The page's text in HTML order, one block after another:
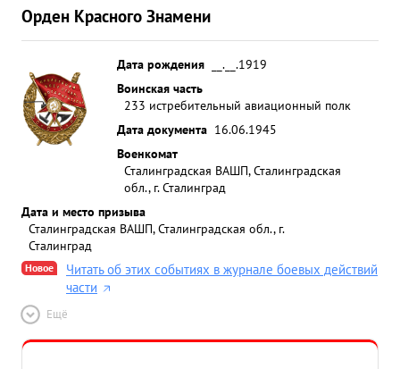
Орден Красного Знамени
Дата рождения
__.__.1919
Воинская часть
233 истребительный авиационный полк
Дата документа 16.06.1945
Военкомат
Сталинградская ВАШП, Сталинградская
обл., г. Сталинград
Дата и место призыва
Сталинградская ВАШП, Сталинградская обл., г.
Сталинград
Новое
Читать об этих событиях в журнале боевых действий
части
Ещё